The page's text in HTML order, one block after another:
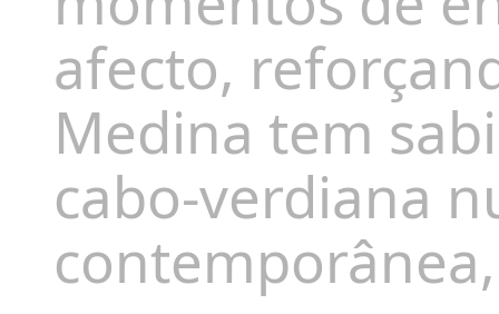
afecto,
Medina tem
cabo-verdiana